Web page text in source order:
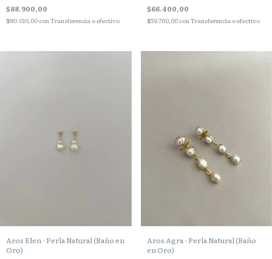
$88.900,00
$80.010,00 con Transferencia o efectivo
$66.400,00
$59.760,00 con Transferencia o efectivo
Aros Elen - Perla Natural (Baño en
Oro)
Aros Agra - Perla Natural (Baño
en Oro)